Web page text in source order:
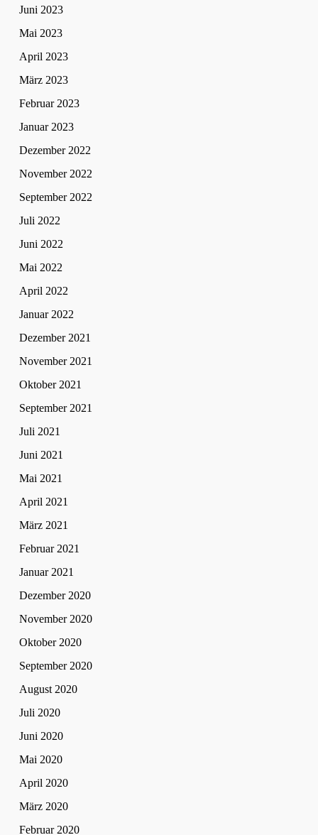
Juni 2023
Mai 2023
April 2023
März 2023
Februar 2023
Januar 2023
Dezember 2022
November 2022
September 2022
Juli 2022
Juni 2022
Mai 2022
April 2022
Januar 2022
Dezember 2021
November 2021
Oktober 2021
September 2021
Juli 2021
Juni 2021
Mai 2021
April 2021
März 2021
Februar 2021
Januar 2021
Dezember 2020
November 2020
Oktober 2020
September 2020
August 2020
Juli 2020
Juni 2020
Mai 2020
April 2020
März 2020
Februar 2020